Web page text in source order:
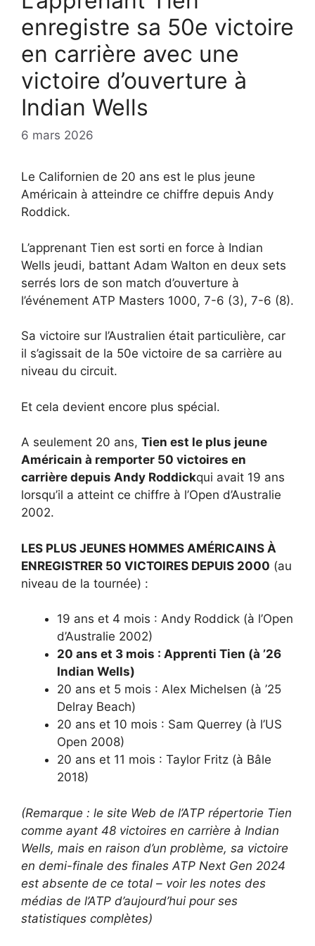
enregistre sa 50e victoire
en carrière avec une
victoire d’ouverture à
Indian Wells
6 mars 2026
Le Californien de 20 ans est le plus jeune
Américain à atteindre ce chiffre depuis Andy
Roddick.
L’apprenant Tien est sorti en force à Indian
Wells jeudi, battant Adam Walton en deux sets
serrés lors de son match d’ouverture à
l’événement ATP Masters 1000, 7-6 (3), 7-6 (8).
Sa victoire sur l’Australien était particulière, car
il s’agissait de la 50e victoire de sa carrière au
niveau du circuit.
Et cela devient encore plus spécial.
A seulement 20 ans, Tien est le plus jeune
Américain à remporter 50 victoires en
carrière depuis Andy Roddickqui avait 19 ans
lorsqu’il a atteint ce chiffre à l’Open d’Australie
2002.
LES PLUS JEUNES HOMMES AMÉRICAINS À
ENREGISTRER 50 VICTOIRES DEPUIS 2000 (au
niveau de la tournée) :
19 ans et 4 mois : Andy Roddick (à l’Open
d’Australie 2002)
20 ans et 3 mois : Apprenti Tien (à ’26
Indian Wells)
20 ans et 5 mois : Alex Michelsen (à ’25
Delray Beach)
20 ans et 10 mois : Sam Querrey (à l’US
Open 2008)
20 ans et 11 mois : Taylor Fritz (à Bâle
2018)
(Remarque : le site Web de l’ATP répertorie Tien
comme ayant 48 victoires en carrière à Indian
Wells, mais en raison d’un problème, sa victoire
en demi-finale des finales ATP Next Gen 2024
est absente de ce total – voir les notes des
médias de l’ATP d’aujourd’hui pour ses
statistiques complètes)